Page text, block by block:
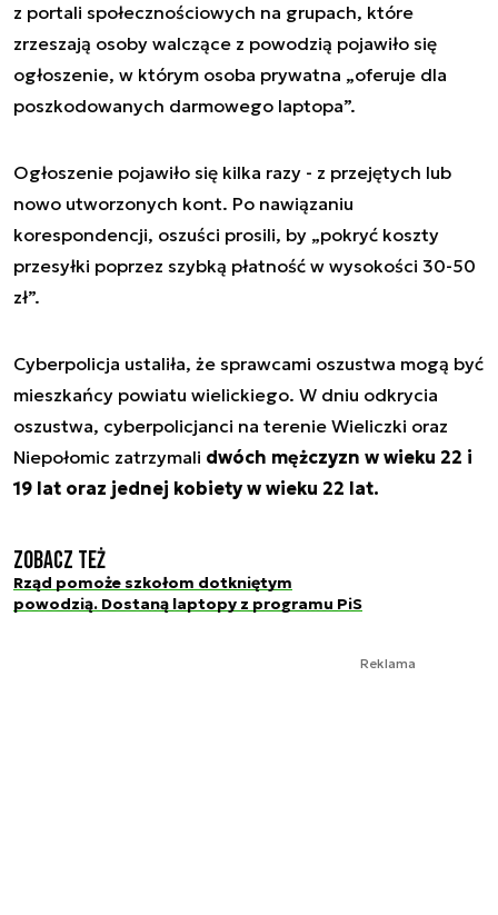
z portali społecznościowych na grupach, które
zrzeszają osoby walczące z powodzią pojawiło się
ogłoszenie, w którym osoba prywatna „oferuje dla
poszkodowanych darmowego laptopa”.
Ogłoszenie pojawiło się kilka razy - z przejętych lub
nowo utworzonych kont. Po nawiązaniu
korespondencji, oszuści prosili, by „pokryć koszty
przesyłki poprzez szybką płatność w wysokości 30-50
zł”.
Cyberpolicja ustaliła, że sprawcami oszustwa mogą być
mieszkańcy powiatu wielickiego. W dniu odkrycia
oszustwa, cyberpolicjanci na terenie Wieliczki oraz
Niepołomic zatrzymali dwóch mężczyzn w wieku 22 i
19 lat oraz jednej kobiety w wieku 22 lat.
Zobacz też
Rząd pomoże szkołom dotkniętym
powodzią. Dostaną laptopy z programu PiS
Reklama